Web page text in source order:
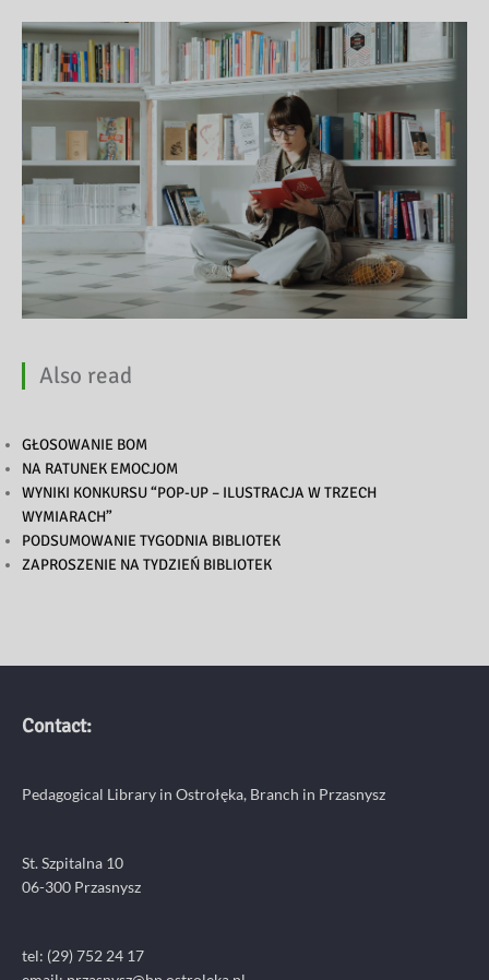
Also read
GŁOSOWANIE BOM
NA RATUNEK EMOCJOM
WYNIKI KONKURSU “POP-UP – ILUSTRACJA W TRZECH
WYMIARACH”
PODSUMOWANIE TYGODNIA BIBLIOTEK
ZAPROSZENIE NA TYDZIEŃ BIBLIOTEK
Contact:
Pedagogical Library in Ostrołęka, Branch in Przasnysz
St. Szpitalna 10
06-300 Przasnysz
tel: (29) 752 24 17